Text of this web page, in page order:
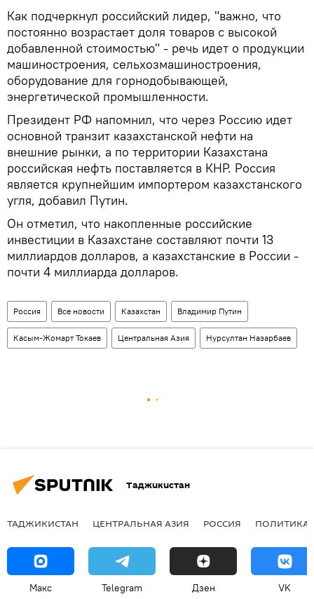
Как подчеркнул российский лидер, "важно, что
постоянно возрастает доля товаров с высокой
добавленной стоимостью" - речь идет о продукции
машиностроения, сельхозмашиностроения,
оборудование для горнодобывающей,
энергетической промышленности.
Президент РФ напомнил, что через Россию идет
основной транзит казахстанской нефти на
внешние рынки, а по территории Казахстана
российская нефть поставляется в КНР. Россия
является крупнейшим импортером казахстанского
угля, добавил Путин.
Он отметил, что накопленные российские
инвестиции в Казахстане составляют почти 13
миллиардов долларов, а казахстанские в России -
почти 4 миллиарда долларов.
Россия Все новости Казахстан Владимир Путин
Касым-Жомарт Токаев Центральная Азия Нурсултан Назарбаев
Таджикистан
ТАДЖИКИСТАН ЦЕНТРАЛЬНАЯ АЗИЯ РОССИЯ ПОЛИТИКА
Макс Telegram Дзен VK